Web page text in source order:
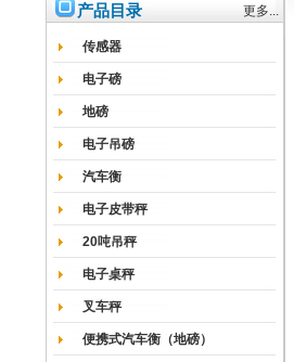
产品目录 更多...
传感器
电子磅
地磅
电子吊磅
汽车衡
电子皮带秤
20吨吊秤
电子桌秤
叉车秤
便携式汽车衡（地磅）